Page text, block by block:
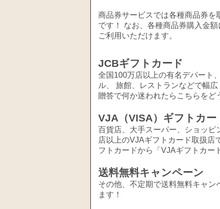
商品券サービスでは各種商品券
です！ なお、各種商品券購入金
ご利用いただけます。
JCBギフトカード
全国100万店以上の有名デパート
ル、 旅館、レストランなどで幅
贈答で何か迷われたらこちらをど
VJA（VISA）ギフトカー
百貨店、大手スーパー、ショッ
店以上のVJAギフトカード取扱店
フトカードから「VJAギフトカー
送料無料キャンペーン
その他、不定期で送料無料キャ
ます！